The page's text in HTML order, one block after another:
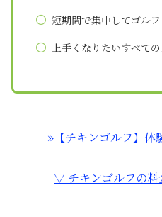
短期間で集中してゴル
上手くなりたいすべての
»【チキンゴルフ】体
▽ チキンゴルフの